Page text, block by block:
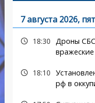
7 августа 2026,
18:30 Дроны
18:10
рф в